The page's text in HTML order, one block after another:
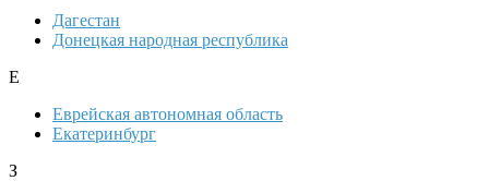
Дагестан
Донецкая народная республика
Е
Еврейская автономная область
Екатеринбург
З